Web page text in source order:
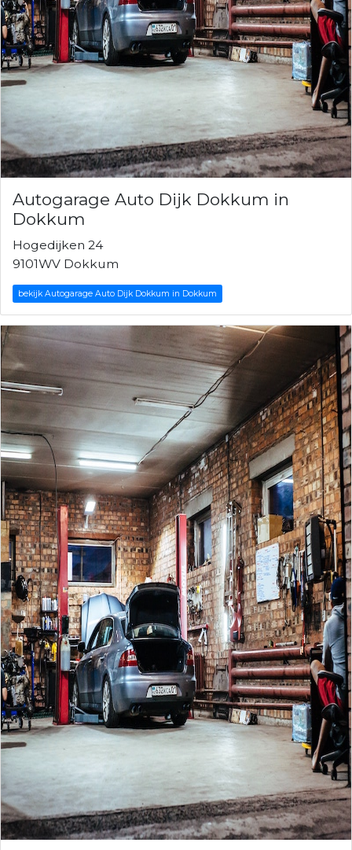
Autogarage Auto Dijk Dokkum in
Dokkum
Hogedijken 24
9101WV Dokkum
bekijk Autogarage Auto Dijk Dokkum in Dokkum